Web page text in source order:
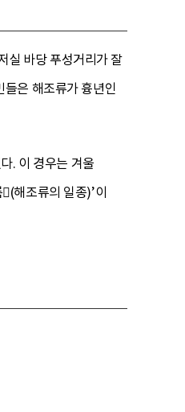
실 바당 푸성거리가 잘
은 해조류가 흉년인
. 이 경우는 겨울
해조류의 일종)’이